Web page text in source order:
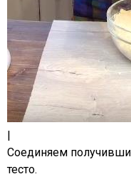
|
Соединяем
тесто.